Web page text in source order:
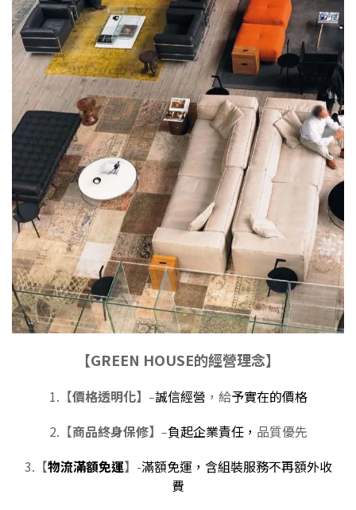
【GREEN HOUSE的經營理念】
1.【價格透明化】 –誠信經營 ，給予實在的價格
2.【商品終身保修】 –負起企業責任， 品質優先
3.【物流滿額免運】-滿額免運，含組裝服務不再額外收
費